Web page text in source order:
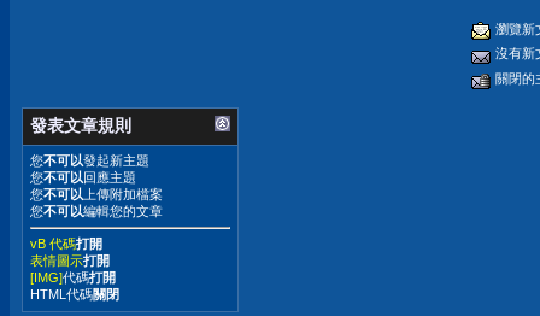
瀏覽新
沒有新
關閉的
發表文章規則
您不可以發起新主題
您不可以回應主題
您不可以 上傳附加檔案
您不可以編輯您的文章
vB 代碼打開
表情圖示打開
[IMG]代碼打開
HTML代碼關閉